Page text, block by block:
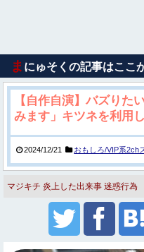
ま にゅそくの記事はここ
【自作自演】バズりた
みます」キツネを利用
2024/12/21 おもしろ/VIP系2ch
マジキチ 炎上した出来事 迷惑行為